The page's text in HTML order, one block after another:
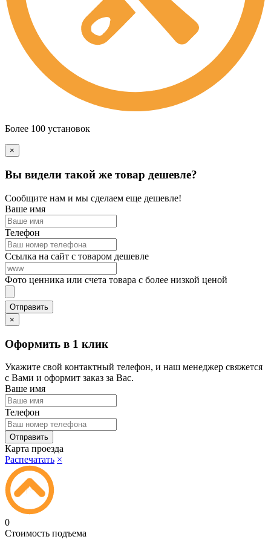
Более 100 установок
×
Вы видели такой же товар дешевле?
Сообщите нам и мы сделаем еще дешевле!
Ваше имя
Телефон
Ссылка на сайт с товаром дешевле
Фото ценника или счета товара с более низкой ценой
×
Оформить в 1 клик
Укажите свой контактный телефон, и наш менеджер свяжется
с Вами и оформит заказ за Вас.
Ваше имя
Телефон
Карта проезда
Распечатать ×
0
Стоимость подъема